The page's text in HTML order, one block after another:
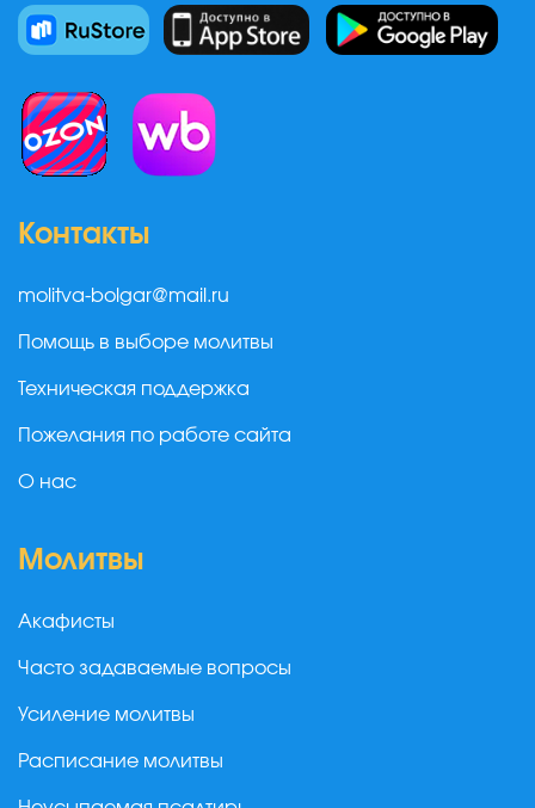
Контакты
molitva-bolgar@mail.ru
Помощь в выборе молитвы
Техническая поддержка
Пожелания по работе сайта
О нас
Молитвы
Акафисты
Часто задаваемые вопросы
Усиление молитвы
Расписание молитвы